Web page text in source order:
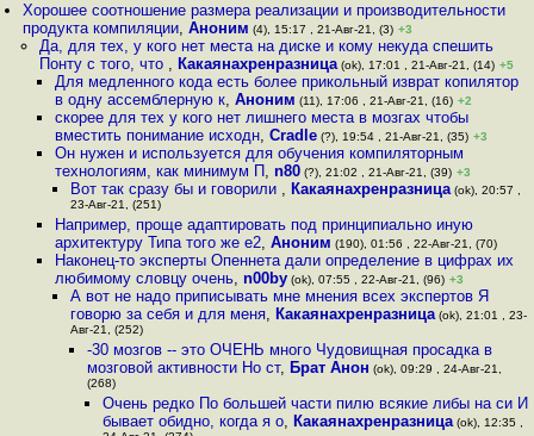
Хорошее соотношение размера реализации и производительности
продукта компиляции,Аноним (4), 15:17 , 21-Авг-21, (3) +3
Да, для тех, у кого нет места на диске и кому некуда спешить
Понту с того, что , Какаянахренразница(ok), 17:01 , 21-Авг-21, (14) +5
Для медленного кода есть более прикольный изврат копилятор
в одну ассемблерную к, Аноним (11), 17:06 , 21-Авг-21, (16) +2
скорее для тех у кого нет лишнего места в мозгах чтобы
вместить понимание исходн, Cradle(?), 19:54 , 21-Авг-21, (35) +3
Он нужен и используется для обучения компиляторным
технологиям, как минимум П , n80(?), 21:02 , 21-Авг-21, (39) +3
Вот так сразу бы и говорили , Какаянахренразница (ok), 20:57 ,
23-Авг-21, (251)
Например, проще адаптировать под принципиально иную
архитектуру Типа того же e2, Аноним (190), 01:56 , 22-Авг-21, (70)
Наконец-то эксперты Опеннета дали определение в цифрах их
любимому словцу очень, n00by(ok), 07:55 , 22-Авг-21, (96) +3
А вот не надо приписывать мне мнения всех экспертов Я
говорю за себя и для меня, Какаянахренразница (ok), 21:01 , 23-
Авг-21, (252)
-30 мозгов -- это ОЧЕНЬ много Чудовищная просадка в
мозговой активности Но ст, Брат Анон (ok), 09:29 , 24-Авг-21,
(268)
Очень редко По большей части пилю всякие либы на си И
бывает обидно, когда я о, Какаянахренразница(ok), 12:35 ,